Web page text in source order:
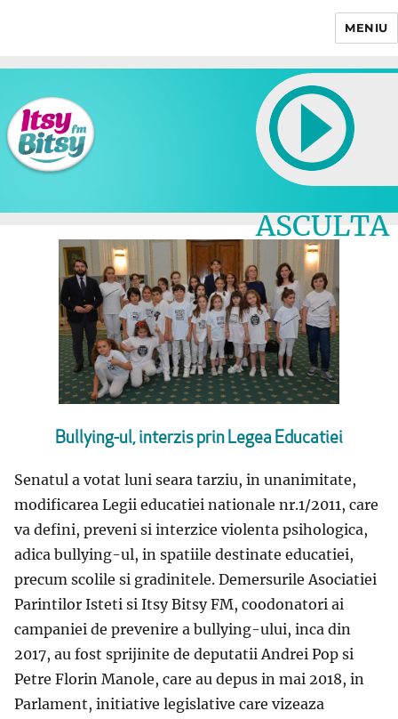
MENIU
ASCULTA
LIVE
Bullying-ul, interzis prin Legea Educatiei
Senatul a votat luni seara tarziu, in unanimitate,
modificarea Legii educatiei nationale nr.1/2011, care
va defini, preveni si interzice violenta psihologica,
adica bullying-ul, in spatiile destinate educatiei,
precum scolile si gradinitele. Demersurile Asociatiei
Parintilor Isteti si Itsy Bitsy FM, coodonatori ai
campaniei de prevenire a bullying-ului, inca din
2017, au fost sprijinite de deputatii Andrei Pop si
Petre Florin Manole, care au depus in mai 2018, in
Parlament, initiative legislative care vizeaza